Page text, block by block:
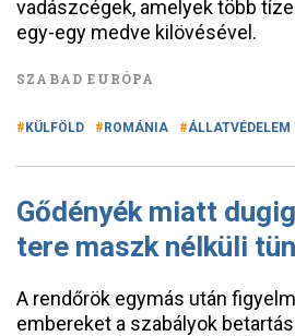
vadászcégek, amelyek több
egy-egy medve kilövésével.
SZABAD EURÓPA
KÜLFÖLD ROMÁNIA ÁLLATVÉDELEM
Gődényék miatt
tere maszk nélküli
A rendőrök egymás után
embereket a szabályok